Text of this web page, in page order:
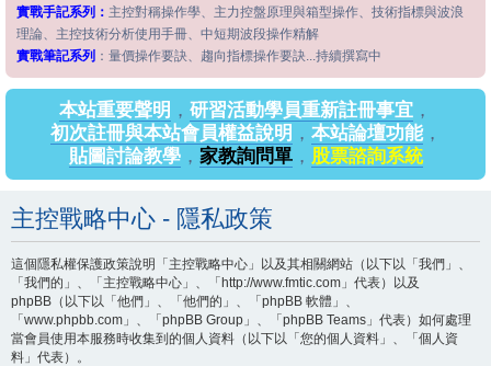
實戰手記系列： 主控對稱操作學、主力控盤原理與箱型操作、技術指標與波浪
理論、主控技術分析使用手冊、中短期波段操作精解
實戰筆記系列 ：量價操作要訣、趨向指標操作要訣...持續撰寫中
本站重要聲明 ， 研習活動學員重新註冊事宜 ，
初次註冊與本站會員權益說明 ， 本站論壇功能，
貼圖討論教學， 家教詢問單， 股票諮詢系統
主控戰略中心 - 隱私政策
這個隱私權保護政策說明「主控戰略中心」以及其相關網站（以下以「我們」、
「我們的」、「主控戰略中心」、「http://www.fmtic.com」代表）以及
phpBB（以下以「他們」、「他們的」、「phpBB 軟體」、
「www.phpbb.com」、「phpBB Group」、「phpBB Teams」代表）如何處理
當會員使用本服務時收集到的個人資料（以下以「您的個人資料」、「個人資
料」代表）。